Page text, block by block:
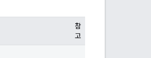
참
고